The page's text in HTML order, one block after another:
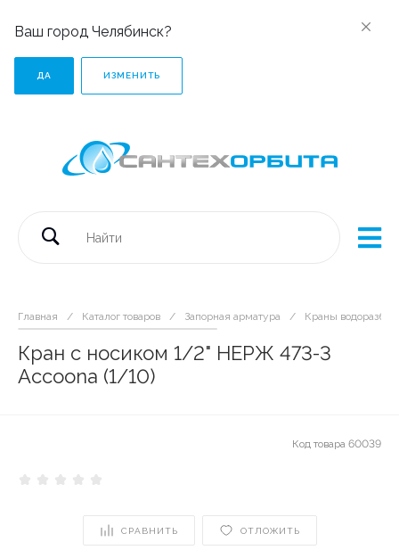
Ваш город Челябинск?
ДА ИЗМЕНИТЬ
Главная / Каталог товаров / Запорная арматура / Краны
Кран с носиком 1/2" НЕРЖ 473-3
Accoona (1/10)
Код товара 60039
СРАВНИТЬ ОТЛОЖИТЬ